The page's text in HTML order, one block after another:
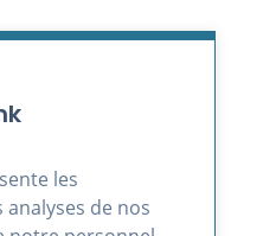
les
de nos